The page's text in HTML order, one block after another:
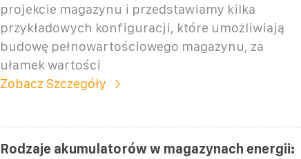
projekcie magazynu i przedstawiamy kilka
przykładowych konfiguracji, które umożliwiają
budowę pełnowartościowego magazynu, za
ułamek wartości
Zobacz Szczegóły
Rodzaje akumulatorów w magazynach energii: